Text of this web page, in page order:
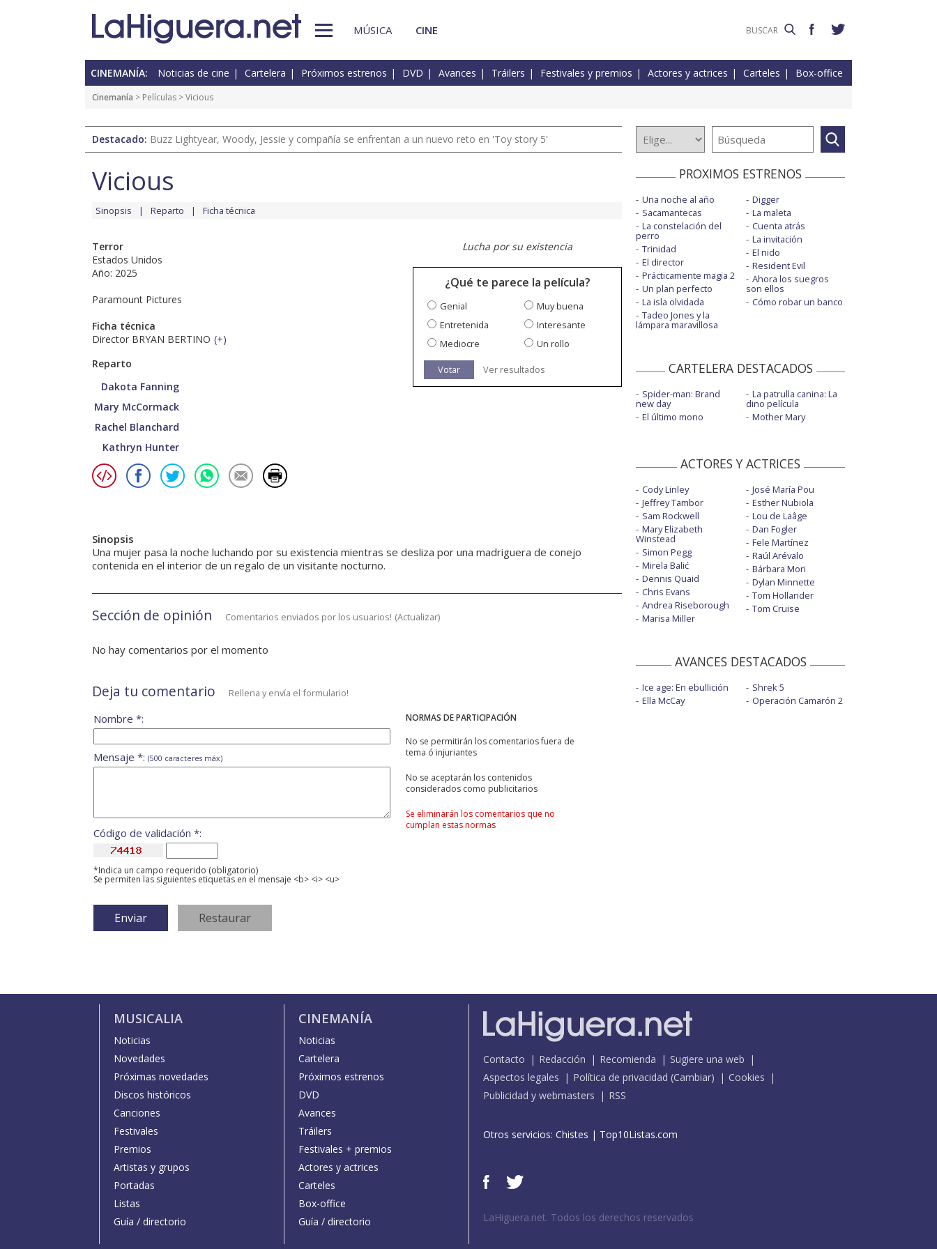
MÚSICA CINE
CINEMANÍA: Noticias de cine Cartelera Próximos estrenos DVD Avances Tráilers Festivales y premios Actores y actrices Carteles Box-office
Cinemanía > Películas > Vicious
Destacado: Buzz Lightyear, Woody, Jessie y compañía se enfrentan a un nuevo reto en 'Toy story 5'
Vicious
Sinopsis Reparto Ficha técnica
Terror
Estados Unidos
Año: 2025
Paramount Pictures
Ficha técnica
Director BRYAN BERTINO (+)
Reparto
Dakota Fanning
Mary McCormack
Rachel Blanchard
Kathryn Hunter
Lucha por su existencia
¿Qué te parece la película?
Genial
Muy buena
Entretenida
Interesante
Mediocre
Un rollo
Votar Ver resultados
Sinopsis
Una mujer pasa la noche luchando por su existencia mientras se desliza por una madriguera de conejo
contenida en el interior de un regalo de un visitante nocturno.
Sección de opinión Comentarios enviados por los usuarios! (Actualizar)
No hay comentarios por el momento
Deja tu comentario Rellena y envía el formulario!
NORMAS DE PARTICIPACIÓN
No se permitirán los comentarios fuera de
tema ó injuriantes
No se aceptarán los contenidos
considerados como publicitarios
Se eliminarán los comentarios que no
cumplan estas normas
Nombre *:
Mensaje *: (500 caracteres máx)
Código de validación *:
*Indica un campo requerido (obligatorio)
Se permiten las siguientes etiquetas en el mensaje <b> <i> <u>
PROXIMOS ESTRENOS
Una noche al año
Sacamantecas
La constelación del
perro
Trinidad
El director
Prácticamente magia 2
Un plan perfecto
La isla olvidada
Tadeo Jones y la
lámpara maravillosa
Digger
La maleta
Cuenta atrás
La invitación
El nido
Resident Evil
Ahora los suegros
son ellos
Cómo robar un banco
CARTELERA DESTACADOS
Spider-man: Brand
new day
El último mono
La patrulla canina: La
dino película
Mother Mary
ACTORES Y ACTRICES
Cody Linley
Jeffrey Tambor
Sam Rockwell
Mary Elizabeth
Winstead
Simon Pegg
Mirela Balić
Dennis Quaid
Chris Evans
Andrea Riseborough
Marisa Miller
José María Pou
Esther Nubiola
Lou de Laâge
Dan Fogler
Fele Martínez
Raúl Arévalo
Bárbara Mori
Dylan Minnette
Tom Hollander
Tom Cruise
AVANCES DESTACADOS
Ice age: En ebullición
Ella McCay
Shrek 5
Operación Camarón 2
MUSICALIA
Noticias
Novedades
Próximas novedades
Discos históricos
Canciones
Festivales
Premios
Artistas y grupos
Portadas
Listas
Guía / directorio
CINEMANÍA
Noticias
Cartelera
Próximos estrenos
DVD
Avances
Tráilers
Festivales + premios
Actores y actrices
Carteles
Box-office
Guía / directorio
Contacto Redacción Recomienda
Sugiere una web
Aspectos legales
Política de privacidad (Cambiar)
Cookies
Publicidad y webmasters
RSS
Otros servicios: Chistes | Top10Listas.com
LaHiguera.net. Todos los derechos reservados